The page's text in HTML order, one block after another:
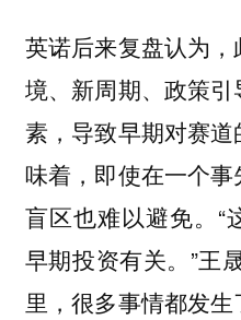
英诺后来复盘认为
境、新周期、政策
素，导致早期对赛
味着，即使在一个
盲区也难以避免。“
早期投资有关。”王
里，很多事情都发